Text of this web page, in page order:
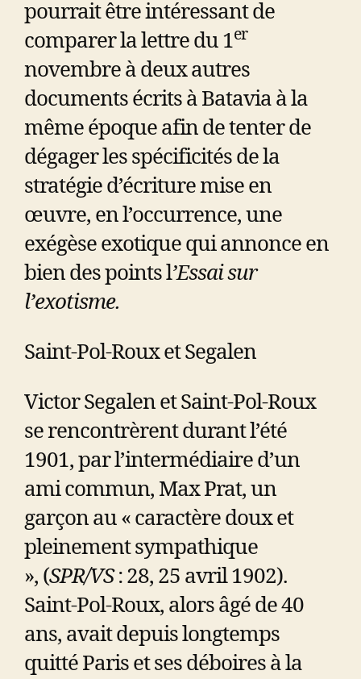
pourrait être intéressant de
comparer la lettre du 1er
novembre à deux autres
documents écrits à Batavia à la
même époque afin de tenter de
dégager les spécificités de la
stratégie d’écriture mise en
œuvre, en l’occurrence, une
exégèse exotique qui annonce en
bien des points l’Essai sur
l’exotisme.
Saint-Pol-Roux et Segalen
Victor Segalen et Saint-Pol-Roux
se rencontrèrent durant l’été
1901, par l’intermédiaire d’un
ami commun, Max Prat, un
garçon au « caractère doux et
pleinement sympathique
», (SPR/VS: 28, 25 avril 1902).
Saint-Pol-Roux, alors âgé de 40
ans, avait depuis longtemps
quitté Paris et ses déboires à la